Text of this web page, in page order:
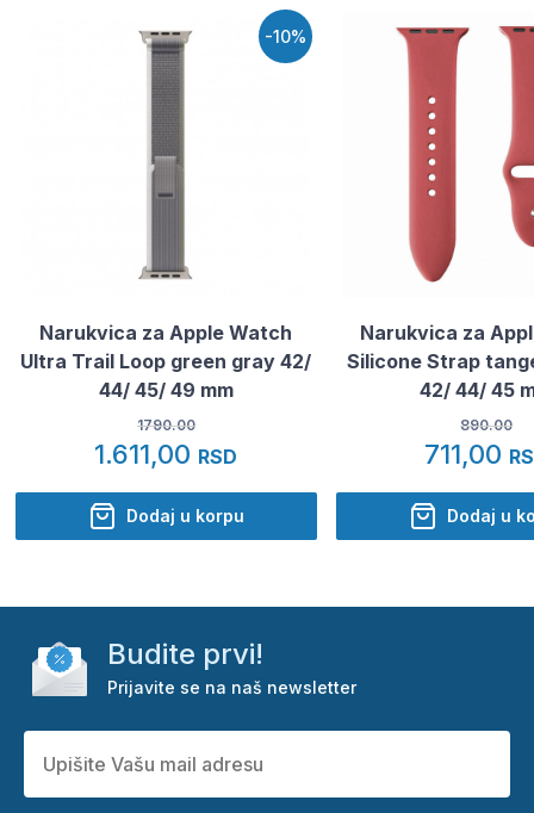
-10%
Narukvica za Apple Watch
Ultra Trail Loop green gray 42/
44/ 45/ 49 mm
1790.00
1.611,00 RSD
Dodaj u korpu
Narukvica za
Silicone Strap
42/ 44/ 45
890.00
711,00
Dodaj u
Budite prvi!
Prijavite se na naš newsletter